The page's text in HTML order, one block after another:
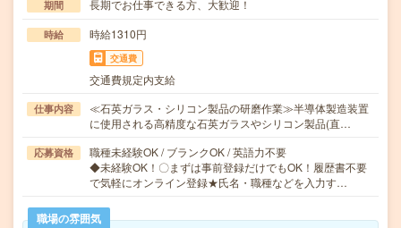
期間 長期でお仕事できる方、大歓迎！
時給 時給1310円
交通費
交通費規定内支給
仕事内容
≪石英ガラス・シリコン製品の研磨作業≫半導体製造装置
に使用される高精度な石英ガラスやシリコン製品(直…
応募資格
職種未経験OK / ブランクOK / 英語力不要
◆未経験OK！〇まずは事前登録だけでもOK！履歴書不要
で気軽にオンライン登録★氏名・職種などを入力す…
職場の雰囲気